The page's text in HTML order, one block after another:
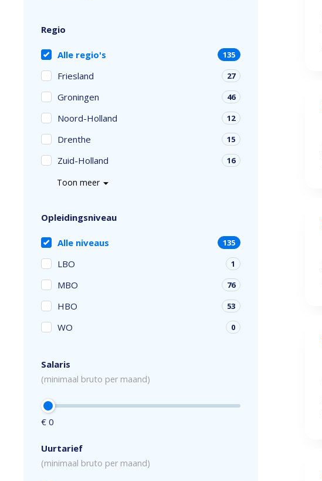
Regio
Alle regio's 135
Friesland 27
Groningen 46
Noord-Holland 12
Drenthe 15
Zuid-Holland 16
Toon meer
Opleidingsniveau
Alle niveaus 135
LBO 1
MBO 76
HBO 53
WO 0
Salaris
(minimaal bruto per maand)
€ 0
Uurtarief
(minimaal bruto per maand)